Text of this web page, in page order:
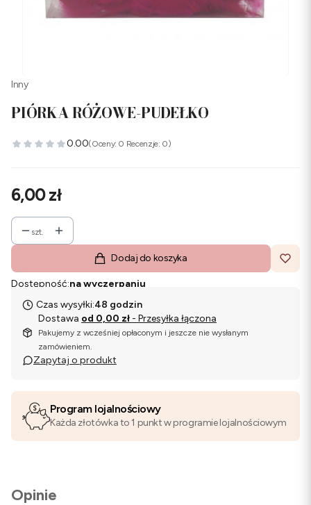
Inny
PIÓRKA RÓŻOWE-PUDEŁKO
0.00(Oceny: 0 Recenzje: 0)
Cena
6,00 zł
szt.
Dodaj do koszyka
Dostępność:na wyczerpaniu
Czas wysyłki:48 godzin
Dostawa od 0,00 zł - Przesyłka łączona
Pakujemy z wcześniej opłaconym i jeszcze nie wysłanym
zamówieniem.
Zapytaj o produkt
Program lojalnościowy
Każda złotówka to 1 punkt w programie lojalnościowym
Opinie